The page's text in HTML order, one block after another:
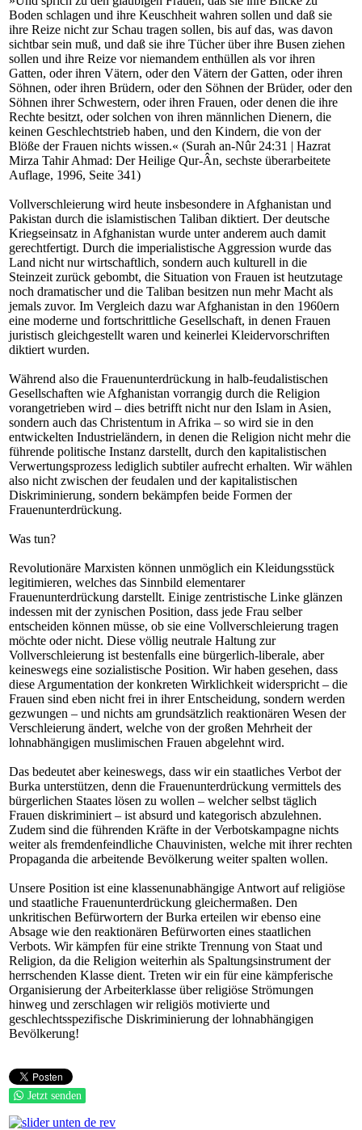
Boden schlagen und ihre Keuschheit wahren sollen und daß sie
ihre Reize nicht zur Schau tragen sollen, bis auf das, was davon
sichtbar sein muß, und daß sie ihre Tücher über ihre Busen ziehen
sollen und ihre Reize vor niemandem enthüllen als vor ihren
Gatten, oder ihren Vätern, oder den Vätern der Gatten, oder ihren
Söhnen, oder ihren Brüdern, oder den Söhnen der Brüder, oder den
Söhnen ihrer Schwestern, oder ihren Frauen, oder denen die ihre
Rechte besitzt, oder solchen von ihren männlichen Dienern, die
keinen Geschlechtstrieb haben, und den Kindern, die von der
Blöße der Frauen nichts wissen.« (Surah an-Nûr 24:31 | Hazrat
Mirza Tahir Ahmad: Der Heilige Qur-Ân, sechste überarbeitete
Auflage, 1996, Seite 341)
Vollverschleierung wird heute insbesondere in Afghanistan und
Pakistan durch die islamistischen Taliban diktiert. Der deutsche
Kriegseinsatz in Afghanistan wurde unter anderem auch damit
gerechtfertigt. Durch die imperialistische Aggression wurde das
Land nicht nur wirtschaftlich, sondern auch kulturell in die
Steinzeit zurück gebombt, die Situation von Frauen ist heutzutage
noch dramatischer und die Taliban besitzen nun mehr Macht als
jemals zuvor. Im Vergleich dazu war Afghanistan in den 1960ern
eine moderne und fortschrittliche Gesellschaft, in denen Frauen
juristisch gleichgestellt waren und keinerlei Kleidervorschriften
diktiert wurden.
Während also die Frauenunterdrückung in halb-feudalistischen
Gesellschaften wie Afghanistan vorrangig durch die Religion
vorangetrieben wird – dies betrifft nicht nur den Islam in Asien,
sondern auch das Christentum in Afrika – so wird sie in den
entwickelten Industrieländern, in denen die Religion nicht mehr die
führende politische Instanz darstellt, durch den kapitalistischen
Verwertungsprozess lediglich subtiler aufrecht erhalten. Wir wählen
also nicht zwischen der feudalen und der kapitalistischen
Diskriminierung, sondern bekämpfen beide Formen der
Frauenunterdrückung.
Was tun?
Revolutionäre Marxisten können unmöglich ein Kleidungsstück
legitimieren, welches das Sinnbild elementarer
Frauenunterdrückung darstellt. Einige zentristische Linke glänzen
indessen mit der zynischen Position, dass jede Frau selber
entscheiden können müsse, ob sie eine Vollverschleierung tragen
möchte oder nicht. Diese völlig neutrale Haltung zur
Vollverschleierung ist bestenfalls eine bürgerlich-liberale, aber
keineswegs eine sozialistische Position. Wir haben gesehen, dass
diese Argumentation der konkreten Wirklichkeit widerspricht – die
Frauen sind eben nicht frei in ihrer Entscheidung, sondern werden
gezwungen – und nichts am grundsätzlich reaktionären Wesen der
Verschleierung ändert, welche von der großen Mehrheit der
lohnabhängigen muslimischen Frauen abgelehnt wird.
Das bedeutet aber keineswegs, dass wir ein staatliches Verbot der
Burka unterstützen, denn die Frauenunterdrückung vermittels des
bürgerlichen Staates lösen zu wollen – welcher selbst täglich
Frauen diskriminiert – ist absurd und kategorisch abzulehnen.
Zudem sind die führenden Kräfte in der Verbotskampagne nichts
weiter als fremdenfeindliche Chauvinisten, welche mit ihrer rechten
Propaganda die arbeitende Bevölkerung weiter spalten wollen.
Unsere Position ist eine klassenunabhängige Antwort auf religiöse
und staatliche Frauenunterdrückung gleichermaßen. Den
unkritischen Befürwortern der Burka erteilen wir ebenso eine
Absage wie den reaktionären Befürworten eines staatlichen
Verbots. Wir kämpfen für eine strikte Trennung von Staat und
Religion, da die Religion weiterhin als Spaltungsinstrument der
herrschenden Klasse dient. Treten wir ein für eine kämpferische
Organisierung der Arbeiterklasse über religiöse Strömungen
hinweg und zerschlagen wir religiös motivierte und
geschlechtsspezifische Diskriminierung der lohnabhängigen
Bevölkerung!
Jetzt senden